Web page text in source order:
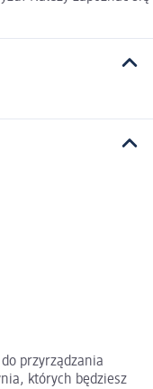
przyrządzania
których będziesz